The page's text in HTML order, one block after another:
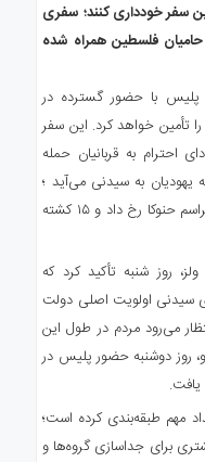
سفر خودداری کنند؛ سفری
فلسطین همراه شده
پلیس با حضور گسترده در
تأمین خواهد کرد. این سفر
احترام به قربانیان حمله
یهودیان به سیدنی می‌آید ؛
حمله‌ای که در ماه دسامبر و در جریان یک مراسم حنوکا رخ داد و ۱۵ کشته
روز شنبه تأکید کرد که
سیدنی اولویت اصلی دولت
می‌رود مردم در طول این
روز دوشنبه حضور پلیس در
مهم طبقه‌بندی کرده است؛
برای جداسازی گروه‌ها و